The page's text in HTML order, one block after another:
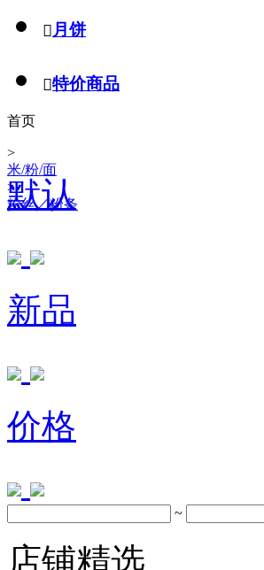
月饼
特价商品
首页
>
米/粉/面
>
粉丝／粉条
默认
新品
价格
~
店铺精选